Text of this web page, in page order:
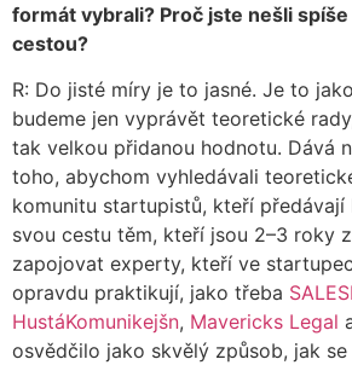
formát vybrali? Proč jste nešli
cestou?
R: Do jisté míry je to jasné. Je to
budeme jen vyprávět teoretické
tak velkou přidanou hodnotu. Dává
toho, abychom vyhledávali
komunitu startupistů, kteří
svou cestu těm, kteří jsou 2–3 roky
zapojovat experty, kteří ve
opravdu praktikují, jako třeba
HustáKomunikejšn, Mavericks Legal
osvědčilo jako skvělý způsob, jak